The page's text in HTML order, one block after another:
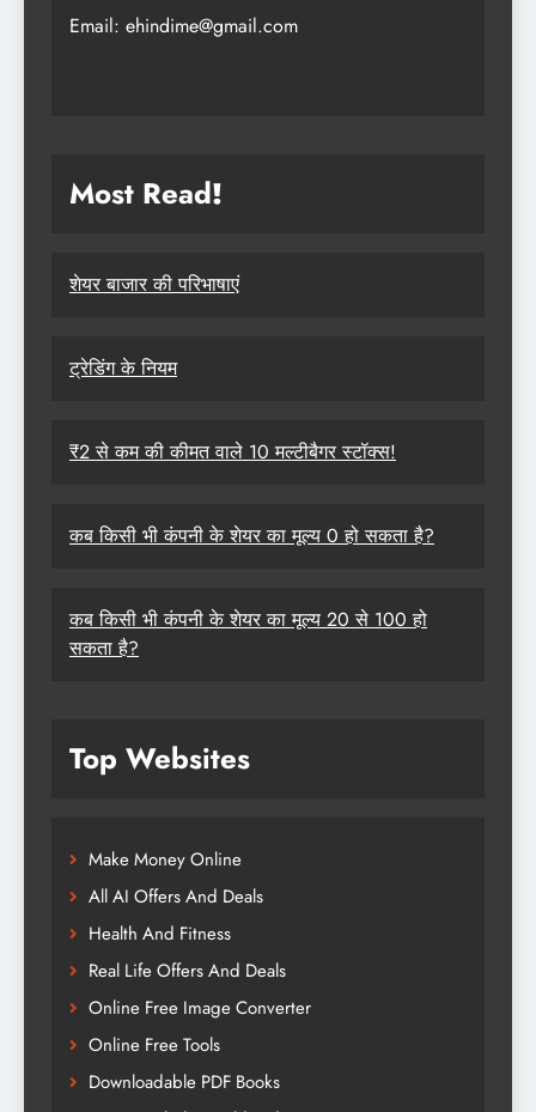
Email: ehindime@gmail.com
Most Read!
शेयर बाजार की परिभाषाएं
ट्रेडिंग के नियम
₹2 से कम की कीमत वाले 10 मल्टीबैगर स्टॉक्स!
कब किसी भी कंपनी के शेयर का मूल्य 0 हो सकता है?
कब किसी भी कंपनी के शेयर का मूल्य 20 से 100 हो
सकता है?
Top Websites
Make Money Online
All AI Offers And Deals
Health And Fitness
Real Life Offers And Deals
Online Free Image Converter
Online Free Tools
Downloadable PDF Books